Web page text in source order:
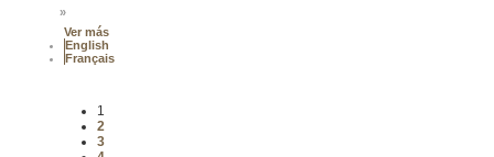
»
Ver más
English
Français
1
2
3